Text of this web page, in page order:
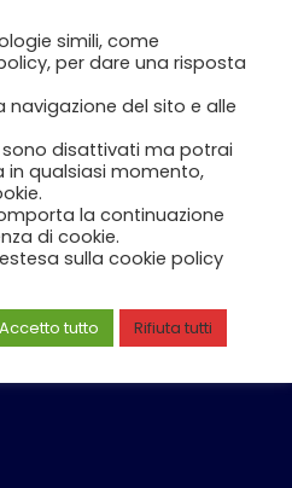
simili, come
per dare una risposta
del sito e alle
disattivati ma potrai
qualsiasi momento,
la continuazione
di cookie.
sulla cookie policy
Accetto tutto Rifiuta tutti